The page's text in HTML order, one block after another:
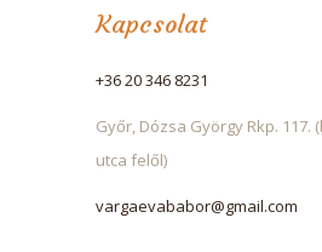
Kapcsolat
+36 20 346 8231
Győr, Dózsa György Rkp. 117.
utca felől)
vargaevababor@gmail.com